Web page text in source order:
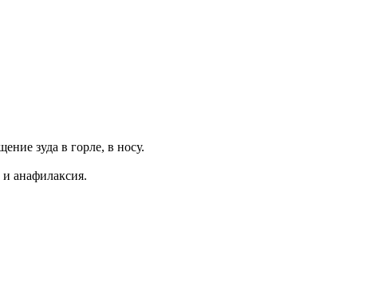
зуда в горле, в носу.
и анафилаксия.